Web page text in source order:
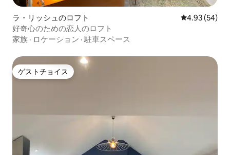
ラ・リッシュのロフト レビュー54
4.93 (54)
好奇心のための恋人のロフト
家族 · ロケーション ·駐車スペース
ゲストチョイス
ゲストチョイス